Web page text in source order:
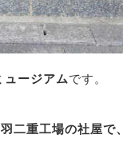
ュージアムです。
二重工場の社屋で、